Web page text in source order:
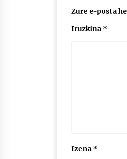
Zure e-posta
Iruzkina *
Izena *